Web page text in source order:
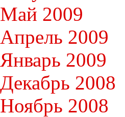
Май 2009
Апрель 2009
Январь 2009
Декабрь 2008
Ноябрь 2008